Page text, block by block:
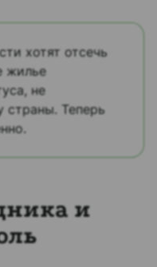
хотят отсечь
жилье
не
страны. Теперь
и